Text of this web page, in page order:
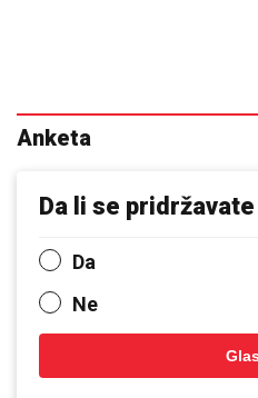
Anketa
Da li se
Da
Ne